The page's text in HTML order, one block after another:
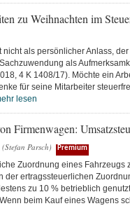
zu Weihnachten im
als persönlicher Anlass,
als
4 K 1408/17). Möchte ein
für seine Mitarbeiter
lesen
Firmenwagen:
(Stefan Parsch) Premium
Zuordnung eines Fahrzeugs
der ertragssteuerlichen
zu 10 % betrieblich
beim Kauf eines Wagens